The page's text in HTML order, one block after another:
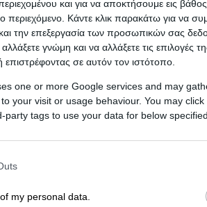
και για να αποκτήσουμε εις
το περιεχόμενο. Κάντε κλικ παρακάτω για να
την επεξεργασία των προσωπικών σας
γνώμη και να αλλάξετε τις επιλογές
σε αυτόν τον ιστότοπο.
one or more Google services and may
your visit or usage behaviour. You may
tags to use your data for below
my personal data.